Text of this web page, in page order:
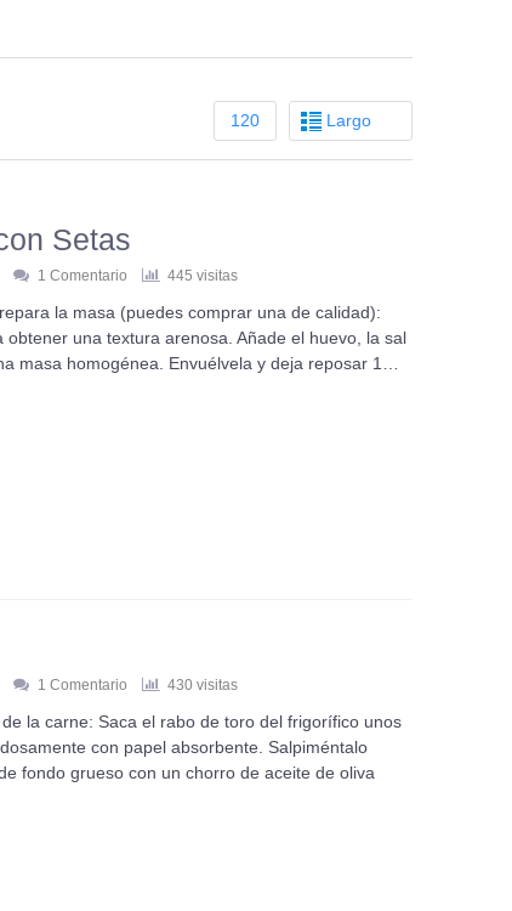
Largo
120
Setas
1 Comentario 445 visitas
la masa (puedes comprar una de calidad):
una textura arenosa. Añade el huevo, la sal
masa homogénea. Envuélvela y deja reposar 1…
1 Comentario 430 visitas
la carne: Saca el rabo de toro del frigorífico unos
con papel absorbente. Salpiméntalo
fondo grueso con un chorro de aceite de oliva